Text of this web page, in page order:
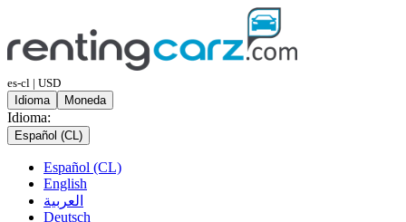
es-cl | USD
Idioma
Moneda
Idioma:
Español (CL)
Español (CL)
English
العربية
Deutsch